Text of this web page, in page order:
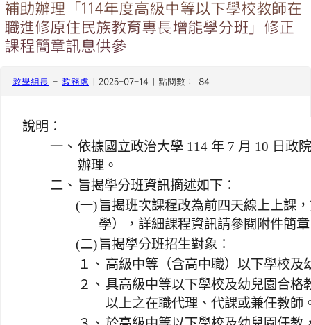
補助辦理「114年度高級中等以下學校教師在
職進修原住民族教育專長增能學分班」修正
課程簡章訊息供參
教學組長 - 教務處 | 2025-07-14 | 點閱數： 84
說明：
一、 依據國立政治大學 114 年 7 月 10 日政
辦理。
二、 旨揭學分班資訊摘述如下：
(一)旨揭班次課程改為前四天線上上課
學），詳細課程資訊請參閱附件簡
(二)旨揭學分班招生對象：
１、 高級中等（含高中職）以下學校及
２、 具高級中等以下學校及幼兒園合格
以上之在職代理、代課或兼任教師